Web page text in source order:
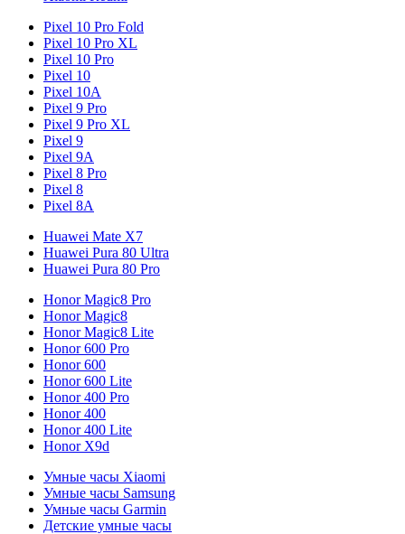
Pixel 10 Pro Fold
Pixel 10 Pro XL
Pixel 10 Pro
Pixel 10
Pixel 10A
Pixel 9 Pro
Pixel 9 Pro XL
Pixel 9
Pixel 9A
Pixel 8 Pro
Pixel 8
Pixel 8A
Huawei Mate X7
Huawei Pura 80 Ultra
Huawei Pura 80 Pro
Honor Magic8 Pro
Honor Magic8
Honor Magic8 Lite
Honor 600 Pro
Honor 600
Honor 600 Lite
Honor 400 Pro
Honor 400
Honor 400 Lite
Honor X9d
Умные часы Xiaomi
Умные часы Samsung
Умные часы Garmin
Детские умные часы